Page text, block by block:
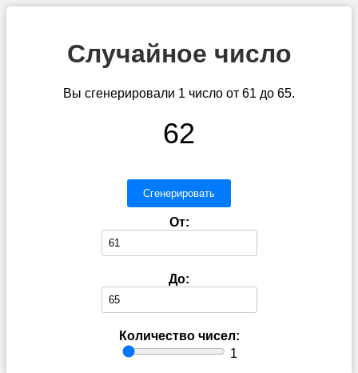
Случайное число
Вы сгенерировали 1 число от 61 до 65.
62
Сгенерировать
От:
До:
Количество чисел:
1